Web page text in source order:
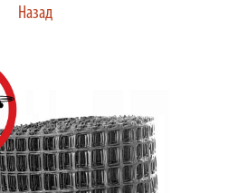
Назад